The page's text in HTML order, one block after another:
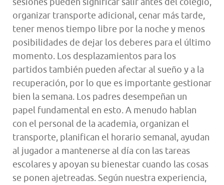
organizar transporte adicional, cenar más tarde,
tener menos tiempo libre por la noche y menos
posibilidades de dejar los deberes para el último
momento. Los desplazamientos para los
partidos también pueden afectar al sueño y a la
recuperación, por lo que es importante gestionar
bien la semana. Los padres desempeñan un
papel fundamental en esto. A menudo hablan
con el personal de la academia, organizan el
transporte, planifican el horario semanal, ayudan
al jugador a mantenerse al día con las tareas
escolares y apoyan su bienestar cuando las cosas
se ponen ajetreadas. Según nuestra experiencia,